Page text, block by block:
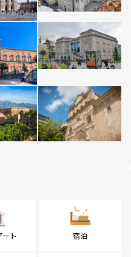
ート 宿泊